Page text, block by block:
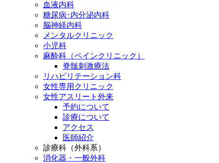
血液内科
糖尿病･内分泌内科
脳神経内科
メンタルクリニック
小児科
麻酔科（ペインクリニック）
脊髄刺激療法
リハビリテーション科
女性専用クリニック
女性アスリート外来
予約について
診療について
アクセス
医師紹介
診療科（外科系）
消化器・一般外科